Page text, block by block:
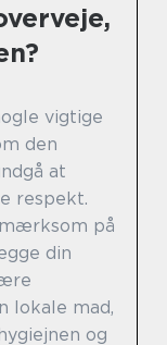
vigtige
den
at
respekt.
på
din
lokale mad,
og